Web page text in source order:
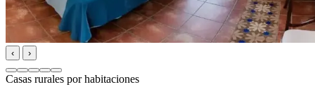
‹ ›
Casas rurales por habitaciones